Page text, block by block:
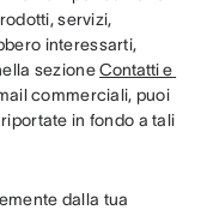
servizi,
interessarti,
sezione Contatti e
commerciali, puoi
in fondo a tali
dalla tua